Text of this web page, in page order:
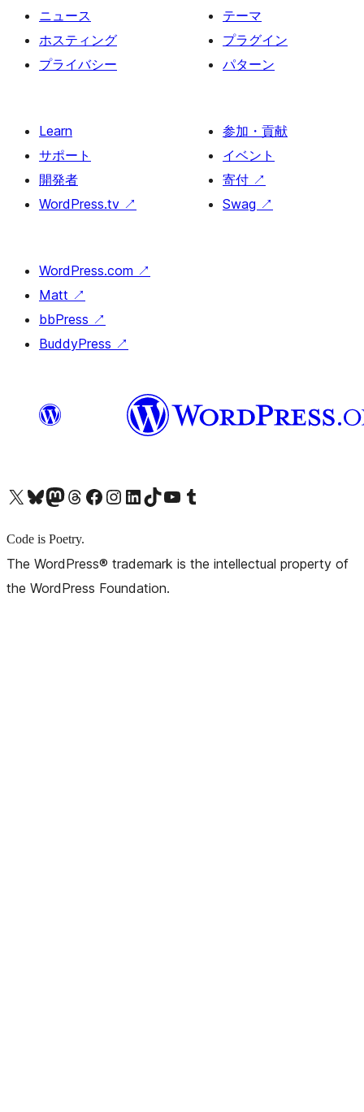
ニュース
ホスティング
プライバシー
テーマ
プラグイン
パターン
Learn
サポート
開発者
WordPress.tv ↗
参加・貢献
イベント
寄付 ↗
Swag ↗
WordPress.com ↗
Matt ↗
bbPress ↗
BuddyPress ↗
X (旧 Twitter) アカウントへBluesky アカウントへMastodon アカウントへThreads アカウントへ Facebook ページへInstagram アカウントへ LinkedIn アカウントへTikTok アカウントへYouTube チャンネルへ Tumblr アカウントへ
Code is Poetry.
The WordPress® trademark is the intellectual property of
the WordPress Foundation.